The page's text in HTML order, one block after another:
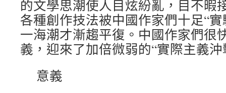
的文學思潮使人目炫紛亂，目不暇
各種創作技法被中國作家們十足“
一海潮才漸趨平復。中國作家們很
義，迎來了加倍微弱的“實際主義沖
意義